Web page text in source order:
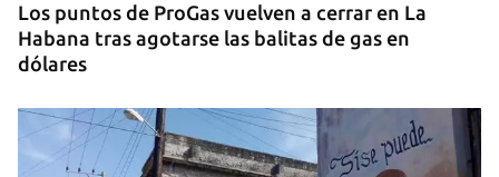
Los puntos de ProGas vuelven a cerrar en La
Habana tras agotarse las balitas de gas en
dólares